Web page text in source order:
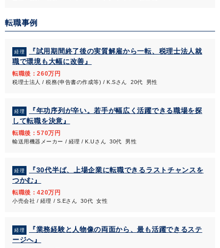
転職事例
経理
『試用期間終了後の実質解雇から一転、税理士法人就
職で環境も大幅に改善』
転職後：260万円
税理士法人 / 税務(申告書の作成等) / K.Sさん 20代 男性
経理
『年功序列が辛い。若手が幅広く活躍できる職場を探
して転職を決意』
転職後：570万円
輸送用機器メーカー / 経理 / K.Uさん 30代 男性
経理
『30代半ば、上場企業に転職できるラストチャンスを
つかむ』
転職後：420万円
小売会社 / 経理 / S.Eさん 30代 女性
経理
『業務経験と人物像の両面から、最も活躍できるステ
ージへ』